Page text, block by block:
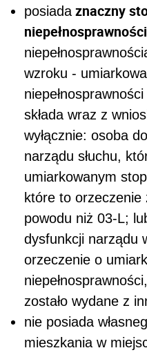
posiadaznaczny
niepełnosprawności
wzroku -
składa wraz z
wyłącznie: osoba
narządu słuchu,
umiarkowanym
które to orzeczenie
powodu niż 03-L;
dysfunkcji narządu
orzeczenie o
zostało wydane z
nie posiada
mieszkania w